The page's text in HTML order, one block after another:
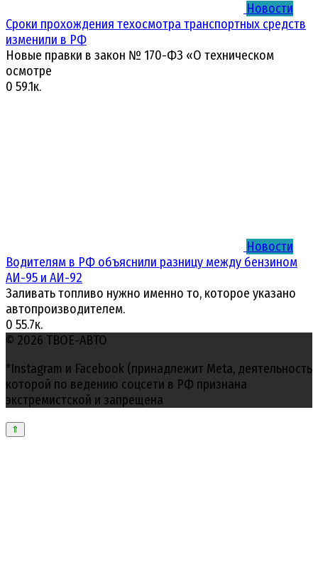
Новости
Сроки прохождения техосмотра транспортных средств
изменили в РФ
Новые правки в закон № 170-ФЗ «О техническом
осмотре
0 59.1к.
Новости
Водителям в РФ объяснили разницу между бензином
АИ-95 и АИ-92
Заливать топливо нужно именно то, которое указано
автопроизводителем.
0 55.7к.
© 2026 ТВОЕ-АВТО
*Instagram и Facebook (принадлежит Meta, деятельность
которой по ведению соцсети в РФ признана
экстремистской и запрещена